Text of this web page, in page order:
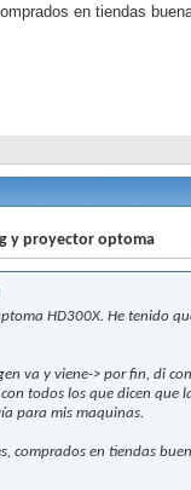
en tiendas
y proyector optoma
HD300X. He tenido
va y viene-> por fin, di
todos los que dicen que
para mis maquinas.
comprados en tiendas